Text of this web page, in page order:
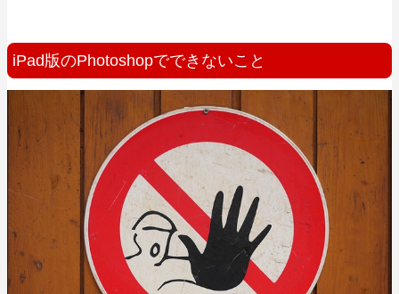
iPad版のPhotoshopでできないこと